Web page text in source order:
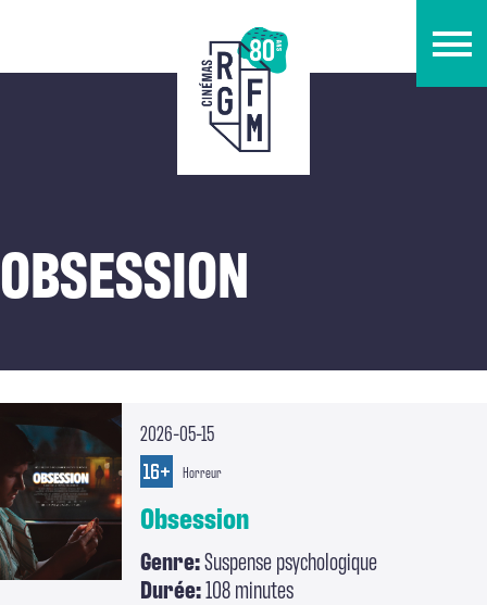
OBSESSION
2026-05-15
Horreur
Obsession
Genre:Suspense psychologique
Durée:108 minutes